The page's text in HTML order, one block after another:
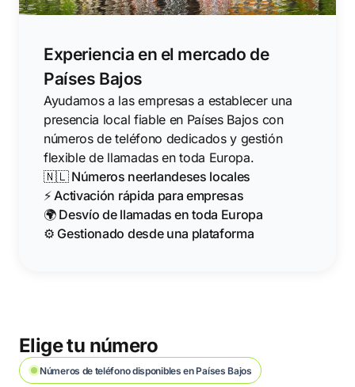
Experiencia en el mercado de
Países Bajos
Ayudamos a las empresas a establecer una
presencia local fiable en Países Bajos con
números de teléfono dedicados y gestión
flexible de llamadas en toda Europa.
🇳🇱 Números neerlandeses locales
⚡ Activación rápida para empresas
🌍 Desvío de llamadas en toda Europa
⚙️ Gestionado desde una plataforma
Elige tu número
Números de teléfono disponibles en Países Bajos